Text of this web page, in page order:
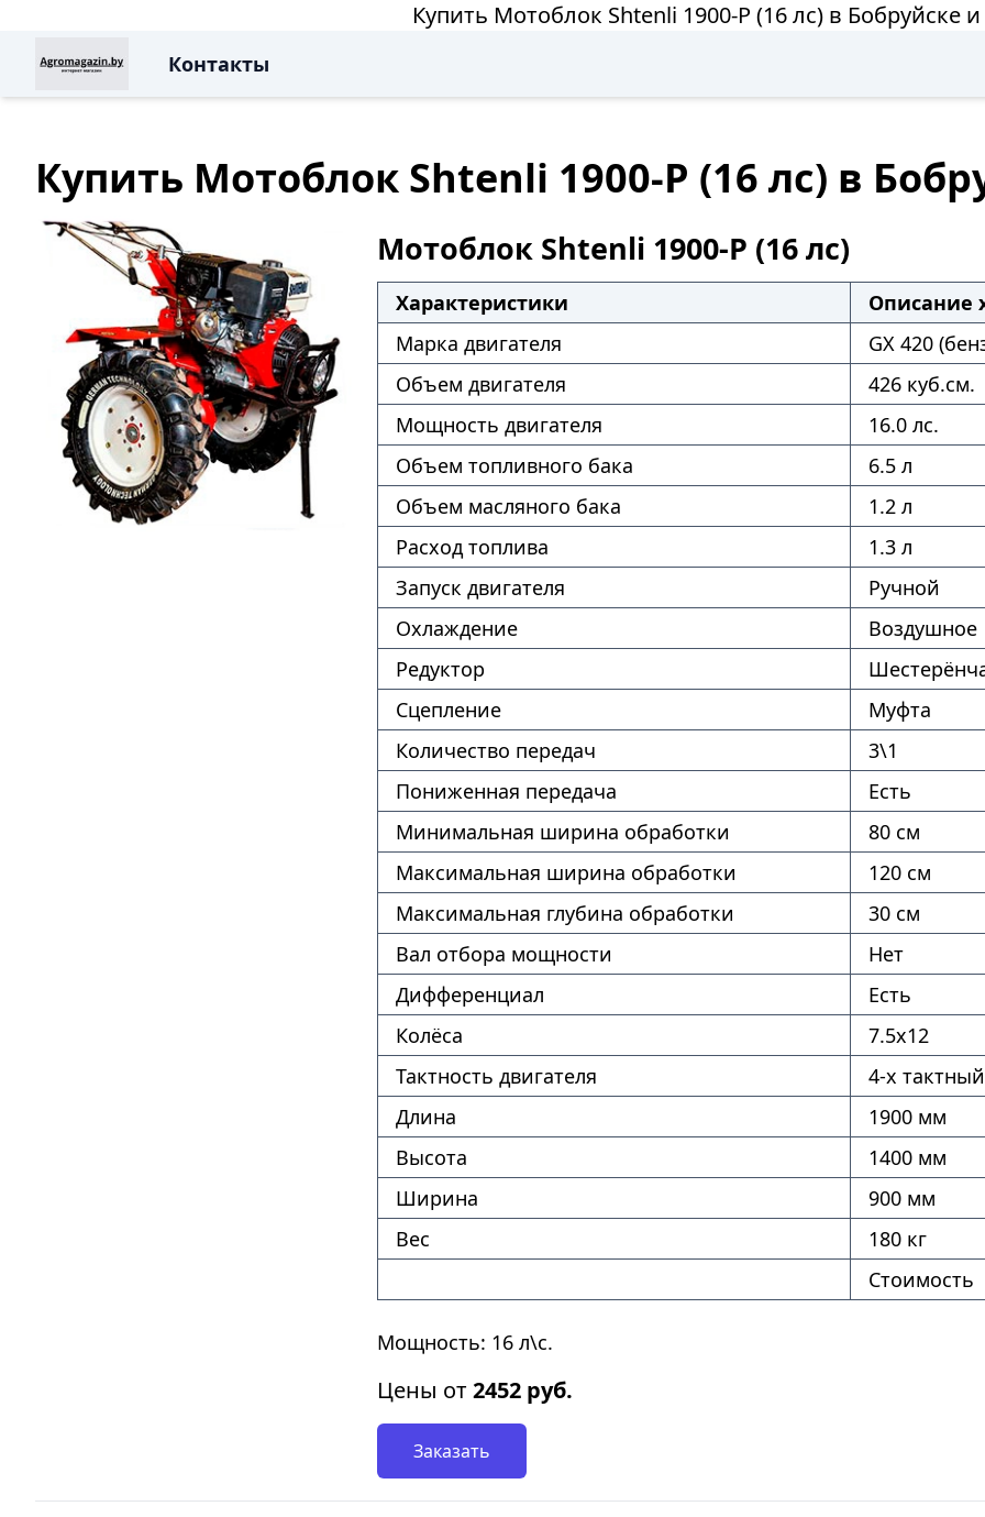
Купить Мотоблок Shtenli 1900-P (16 лс) в Бобруйске
Контакты
Купить Мотоблок Shtenli 1900-P (16 лс) в
Мотоблок Shtenli 1900-P (16 лс)
Характеристики
Описание
Марка двигателя
GX 420
Объем двигателя
426 куб.см.
Мощность двигателя
16.0 лс.
Объем топливного бака
6.5 л
Объем масляного бака
1.2 л
Расход топлива
1.3 л
Запуск двигателя
Ручной
Охлаждение
Воздушное
Редуктор
Сцепление
Муфта
Количество передач
3\1
Пониженная передача
Есть
Минимальная ширина обработки
80 см
Максимальная ширина обработки
120 см
Максимальная глубина обработки
30 см
Вал отбора мощности
Нет
Дифференциал
Есть
Колёса
7.5х12
Тактность двигателя
4-х тактный
Длина
1900 мм
Высота
1400 мм
Ширина
900 мм
Вес
180 кг
Стоимость
Мощность: 16 л\с.
Цены от2452 руб.
Заказать